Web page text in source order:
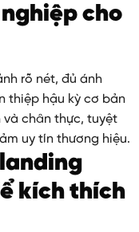
cho
rõ nét, đủ ánh
thiệp hậu kỳ cơ bản
chân thực, tuyệt
uy tín thương hiệu.
kích thích